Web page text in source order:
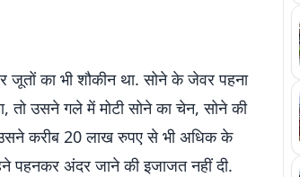
का भी शौकीन था. सोने के जेवर पहना
तो उसने गले में मोटी सोने का चेन, सोने की
करीब 20 लाख रुपए से भी अधिक के
अंदर जाने की इजाजत नहीं दी.